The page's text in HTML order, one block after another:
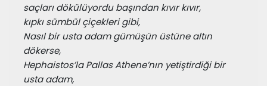
saçları dökülüyordu başından kıvır kıvır,
kıpkı sümbül çiçekleri gibi,
Nasıl bir usta adam gümüşün üstüne altın
dökerse,
Hephaistos’la Pallas Athene’nın yetiştirdiği bir
usta adam,